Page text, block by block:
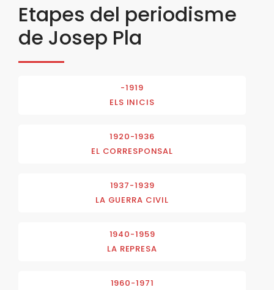
Etapes del periodisme
de Josep Pla
-1919
ELS INICIS
1920-1936
EL CORRESPONSAL
1937-1939
LA GUERRA CIVIL
1940-1959
LA REPRESA
1960-1971